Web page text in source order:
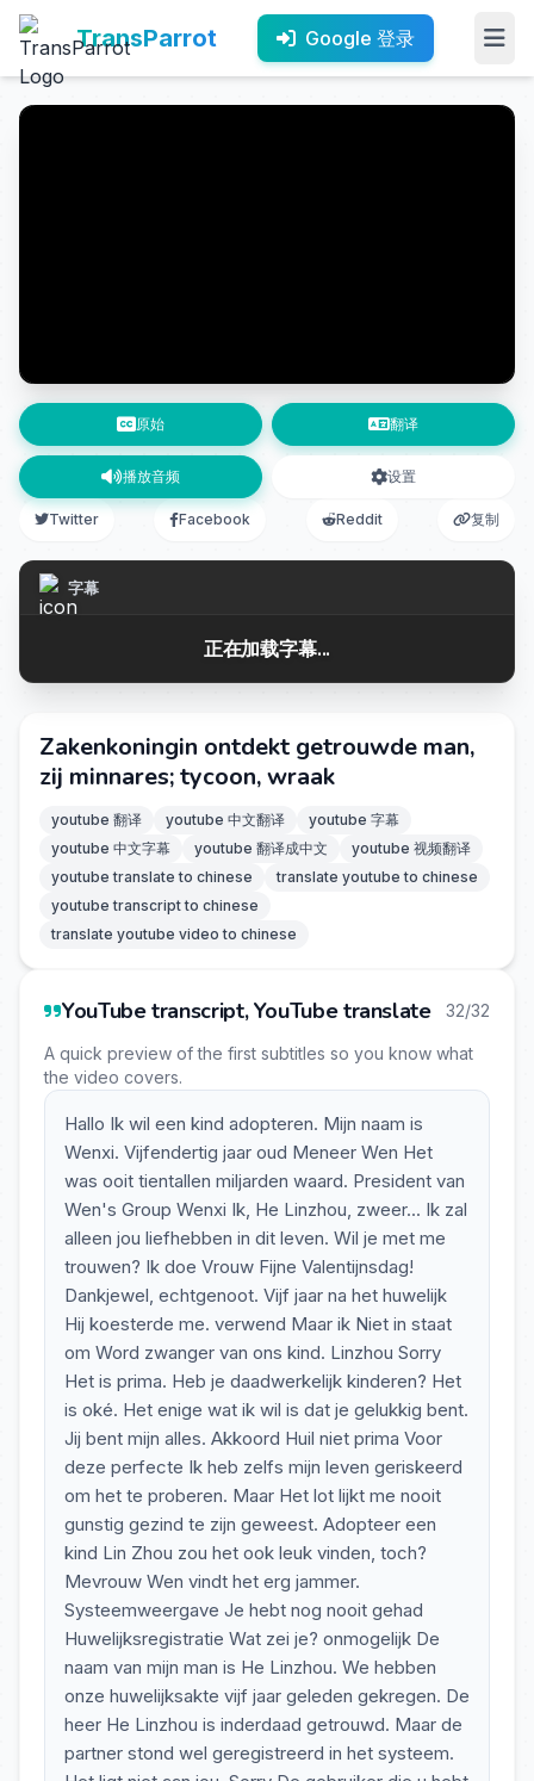
TransParrot Google 登录
原始 翻译
播放音频 设置
Twitter Facebook Reddit 复制
字幕
正在加载字幕...
Zakenkoningin ontdekt getrouwde man,
zij minnares; tycoon, wraak
youtube 翻译 youtube 中文翻译
youtube 字幕
youtube 中文字幕
youtube 翻译成中文
youtube 视频翻译
youtube translate to chinese
translate youtube to chinese
youtube transcript to chinese
translate youtube video to chinese
YouTube transcript, YouTube translate 32/32
A quick preview of the first subtitles so you know what
the video covers.
Hallo Ik wil een kind adopteren. Mijn naam is
Wenxi. Vijfendertig jaar oud Meneer Wen Het
was ooit tientallen miljarden waard. President van
Wen's Group Wenxi Ik, He Linzhou, zweer... Ik zal
alleen jou liefhebben in dit leven. Wil je met me
trouwen? Ik doe Vrouw Fijne Valentijnsdag!
Dankjewel, echtgenoot. Vijf jaar na het huwelijk
Hij koesterde me. verwend Maar ik Niet in staat
om Word zwanger van ons kind. Linzhou Sorry
Het is prima. Heb je daadwerkelijk kinderen? Het
is oké. Het enige wat ik wil is dat je gelukkig bent.
Jij bent mijn alles. Akkoord Huil niet prima Voor
deze perfecte Ik heb zelfs mijn leven geriskeerd
om het te proberen. Maar Het lot lijkt me nooit
gunstig gezind te zijn geweest. Adopteer een
kind Lin Zhou zou het ook leuk vinden, toch?
Mevrouw Wen vindt het erg jammer.
Systeemweergave Je hebt nog nooit gehad
Huwelijksregistratie Wat zei je? onmogelijk De
naam van mijn man is He Linzhou. We hebben
onze huwelijksakte vijf jaar geleden gekregen. De
heer He Linzhou is inderdaad getrouwd. Maar de
partner stond wel geregistreerd in het systeem.